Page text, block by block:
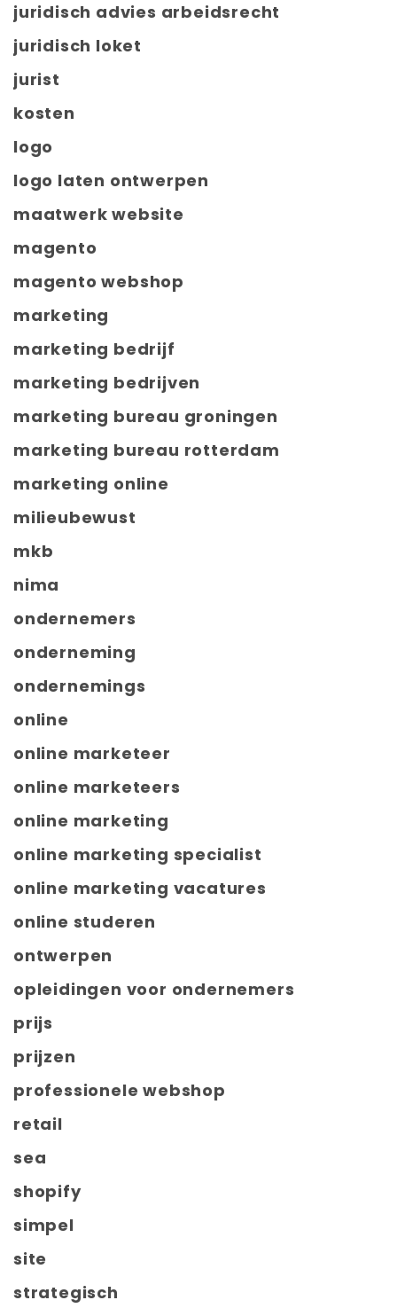
juridisch advies arbeidsrecht
juridisch loket
jurist
kosten
logo
logo laten ontwerpen
maatwerk website
magento
magento webshop
marketing
marketing bedrijf
marketing bedrijven
marketing bureau groningen
marketing bureau rotterdam
marketing online
milieubewust
mkb
nima
ondernemers
onderneming
ondernemings
online
online marketeer
online marketeers
online marketing
online marketing specialist
online marketing vacatures
online studeren
ontwerpen
opleidingen voor ondernemers
prijs
prijzen
professionele webshop
retail
sea
shopify
simpel
site
strategisch